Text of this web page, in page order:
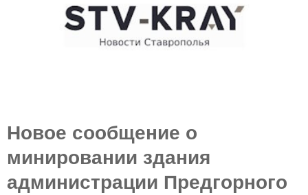
Новое сообщение о
минировании здания
администрации Предгорного